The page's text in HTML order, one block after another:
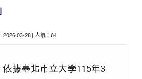
| 2026-03-28 | 人氣：64
據臺北市立大學115年3